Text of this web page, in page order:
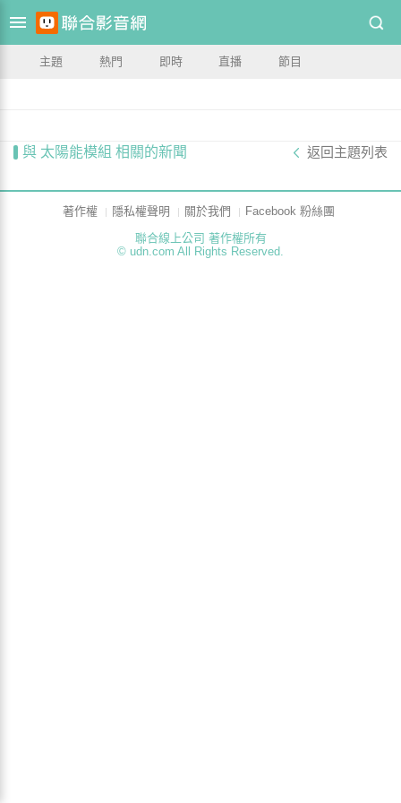
主題 熱門 即時 直播 節目
與 太陽能模組 相關的新聞 返回主題列表
著作權 隱私權聲明 關於我們
Facebook 粉絲團
聯合線上公司 著作權所有
© udn.com All Rights Reserved.